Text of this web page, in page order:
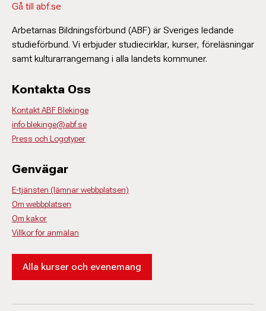
Gå till abf.se
Arbetarnas Bildningsförbund (ABF) är Sveriges ledande
studieförbund. Vi erbjuder studiecirklar, kurser, föreläsningar
samt kulturarrangemang i alla landets kommuner.
Kontakta Oss
Kontakt ABF Blekinge
info.blekinge@abf.se
Press och Logotyper
Genvägar
E-tjänsten (lämnar webbplatsen)
Om webbplatsen
Om kakor
Villkor för anmälan
Alla kurser och evenemang